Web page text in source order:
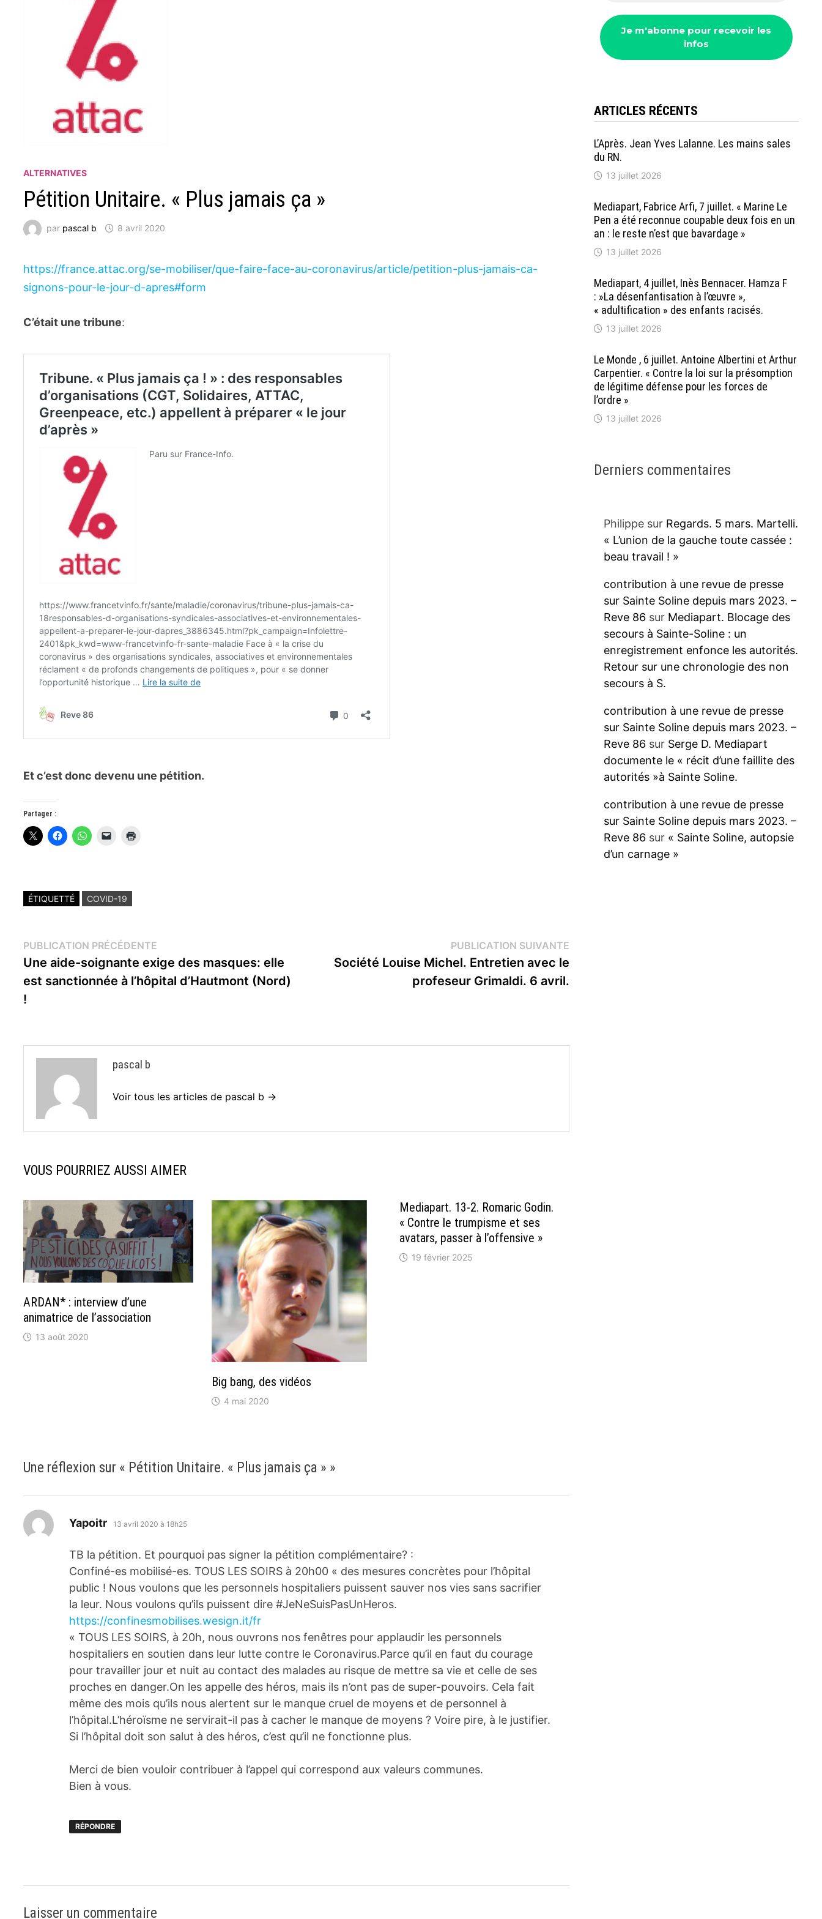
ALTERNATIVES
Pétition Unitaire. « Plus jamais ça »
par pascal b 8 avril 2020
https://france.attac.org/se-mobiliser/que-faire-face-au-coronavirus/article/petition-plus-jamais-ca-
signons-pour-le-jour-d-apres#form
C’était une tribune:
Et c’est donc devenu une pétition.
Partager :
ÉTIQUETTÉ COVID-19
Navigation
de
l’article
PUBLICATION PRÉCÉDENTE
précédente :
Une aide-soignante exige des masques: elle
est sanctionnée à l’hôpital d’Hautmont (Nord)
!
PUBLICATION SUIVANTEPublication
suivante :
Société Louise Michel. Entretien avec le
profeseur Grimaldi. 6 avril.
pascal b
Voir tous les articles de pascal b →
VOUS POURRIEZ AUSSI AIMER
ARDAN* : interview d’une
animatrice de l’association
13 août 2020
Big bang, des vidéos
4 mai 2020
Mediapart. 13-2. Romaric Godin.
« Contre le trumpisme et ses
avatars, passer à l’offensive »
19 février 2025
Une réflexion sur « Pétition Unitaire. « Plus jamais ça » »
Yapoitr dit :
13 avril 2020 à 18h25
TB la pétition. Et pourquoi pas signer la pétition complémentaire? :
Confiné-es mobilisé-es. TOUS LES SOIRS à 20h00 « des mesures concrètes pour l’hôpital
public ! Nous voulons que les personnels hospitaliers puissent sauver nos vies sans sacrifier
la leur. Nous voulons qu’ils puissent dire #JeNeSuisPasUnHeros.
https://confinesmobilises.wesign.it/fr
« TOUS LES SOIRS, à 20h, nous ouvrons nos fenêtres pour applaudir les personnels
hospitaliers en soutien dans leur lutte contre le Coronavirus.Parce qu’il en faut du courage
pour travailler jour et nuit au contact des malades au risque de mettre sa vie et celle de ses
proches en danger.On les appelle des héros, mais ils n’ont pas de super-pouvoirs. Cela fait
même des mois qu’ils nous alertent sur le manque cruel de moyens et de personnel à
l’hôpital.L’héroïsme ne servirait-il pas à cacher le manque de moyens ? Voire pire, à le justifier.
Si l’hôpital doit son salut à des héros, c’est qu’il ne fonctionne plus.
Merci de bien vouloir contribuer à l’appel qui correspond aux valeurs communes.
Bien à vous.
RÉPONDRE
Laisser un commentaire
ARTICLES RÉCENTS
L’Après. Jean Yves Lalanne. Les mains sales
du RN.
13 juillet 2026
Mediapart, Fabrice Arfi, 7 juillet. « Marine Le
Pen a été reconnue coupable deux fois en un
an : le reste n’est que bavardage »
13 juillet 2026
Mediapart, 4 juillet, Inès Bennacer. Hamza F
: »La désenfantisation à l’œuvre »,
« adultification » des enfants racisés.
13 juillet 2026
Le Monde , 6 juillet. Antoine Albertini et Arthur
Carpentier. « Contre la loi sur la présomption
de légitime défense pour les forces de
l’ordre »
13 juillet 2026
Derniers commentaires
Philippesur Regards. 5 mars. Martelli.
« L’union de la gauche toute cassée :
beau travail ! »
contribution à une revue de presse
sur Sainte Soline depuis mars 2023. –
Reve 86 sur Mediapart. Blocage des
secours à Sainte-Soline : un
enregistrement enfonce les autorités.
Retour sur une chronologie des non
secours à S.
contribution à une revue de presse
sur Sainte Soline depuis mars 2023. –
Reve 86 sur Serge D. Mediapart
documente le « récit d’une faillite des
autorités »à Sainte Soline.
contribution à une revue de presse
sur Sainte Soline depuis mars 2023. –
Reve 86 sur « Sainte Soline, autopsie
d’un carnage »